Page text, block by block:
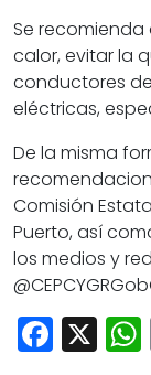
Se
calor, evitar la
conductores
eléctricas,
De la misma
Comisión
Puerto, así
los medios y
X